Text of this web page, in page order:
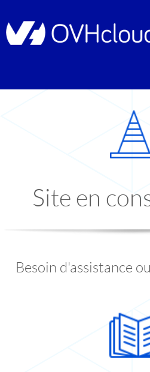
Site en
Besoin d'assistance